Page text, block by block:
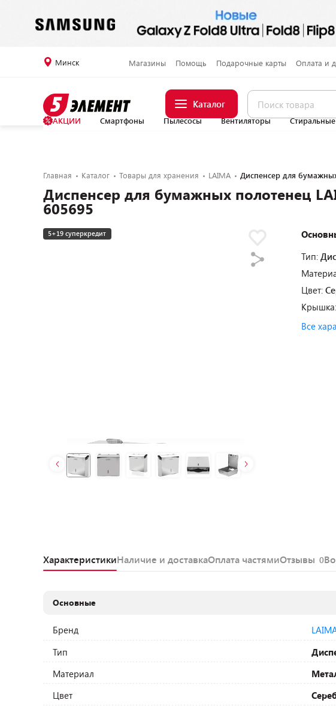
Минск Магазины Помощь Подарочные карты Оплата и
Каталог
АКЦИИ Смартфоны Пылесосы Вентиляторы
Главная Каталог Товары для хранения LAIMA Диспенсер для
Диспенсер для бумажных полотенец
605695
5+19 суперкредит
Тип:
Цвет:
Крышка:
Все
ХарактеристикиНаличие и доставкаОплата частямиОтзывы 0
Основные
Бренд
Тип
Материал
Цвет